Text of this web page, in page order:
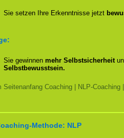
Sie setzen Ihre Erkenntnisse jetzt
Sie gewinnen mehr Selbstsicherheit
Selbstbewusstsein.
Seitenanfang Coaching | NLP-Coaching
Methode: NLP